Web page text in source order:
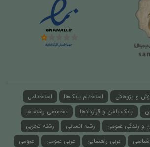
و پژوهش استخدام بانک‌ها
استخدامی
بانک تلفن و قراردادها
تخصصی رشته ها
و زندگی عمومی رشته انسانی
رشته تجربی
عربی راهنمایی عربی عمومی
عمومی